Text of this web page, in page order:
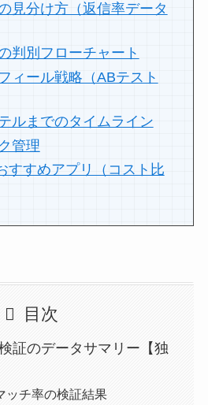
見分け方（返信率データ
判別フローチャート
ィール戦略（ABテスト
ルまでのタイムライン
管理
すすめアプリ（コスト比
目次
証のデータサマリー【独
ッチ率の検証結果